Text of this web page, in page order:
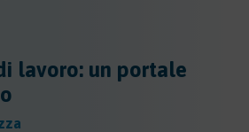
culturali
lavoro: un portale